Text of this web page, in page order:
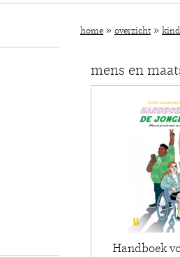
home » overzicht »
mens en
Handboek